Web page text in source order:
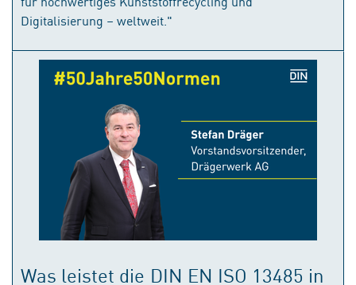
Digitalisierung – weltweit."
Was leistet die DIN EN ISO 13485 in